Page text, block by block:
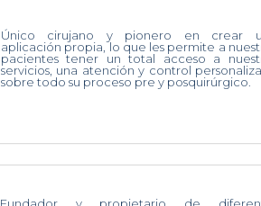
Único cirujano y pionero en crear
aplicación propia, lo que les permite a
pacientes tener un total acceso a
servicios, una atención y control
sobre todo su proceso pre y posquirúrgico.
Fundador y propietario de